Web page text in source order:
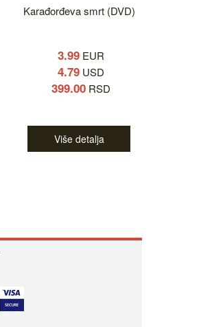
Karađorđeva smrt (DVD)
3.99EUR
4.79USD
399.00RSD
Više detalja